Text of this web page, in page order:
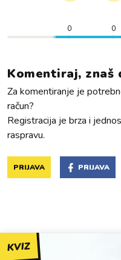
0 0
Komentiraj, znaš
Za komentiranje je
račun?
Registracija je brza i
raspravu.
PRIJAVA PRIJAVA
KVIZ